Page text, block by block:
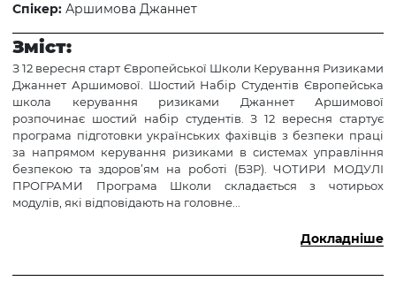
Спікер: Аршимова Джаннет
Зміст:
З 12 вересня старт Європейської Школи Керування Ризиками
Джаннет Аршимової. Шостий Набір Студентів Європейська
школа керування ризиками Джаннет Аршимової
розпочинає шостий набір студентів. З 12 вересня стартує
програма підготовки українських фахівців з безпеки праці
за напрямом керування ризиками в системах управління
безпекою та здоров’ям на роботі (БЗР). ЧОТИРИ МОДУЛІ
ПРОГРАМИ Програма Школи складається з чотирьох
модулів, які відповідають на головне...
Докладніше